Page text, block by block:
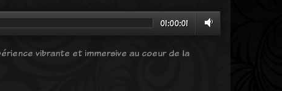
01:00:01
vibrante et immersive au coeur de la